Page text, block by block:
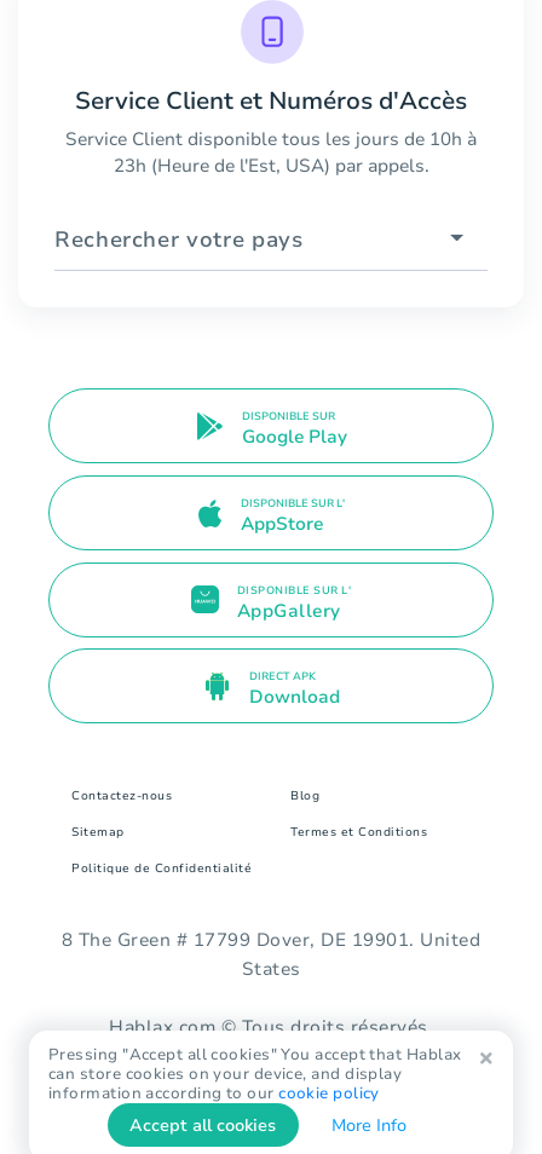
Service Client et Numéros d'Accès
Service Client disponible tous les jours de 10h à
23h (Heure de l'Est, USA) par appels.
Rechercher votre pays
DISPONIBLE SUR
Google Play
DISPONIBLE SUR L'
AppStore
DISPONIBLE SUR L'
AppGallery
DIRECT APK
Download
Contactez-nous Blog
Sitemap Termes et Conditions
Politique de Confidentialité
8 The Green # 17799 Dover, DE 19901. United
States
Hablax.com © Tous droits réservés.
Pressing "Accept all cookies" You accept that Hablax
can store cookies on your device, and display
information according to ourcookie policy
Accept all cookies More Info